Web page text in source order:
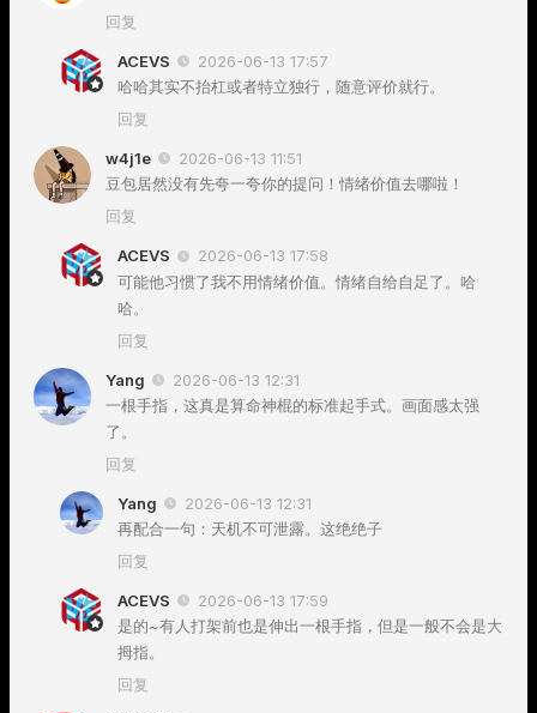
回复
ACEVS
2026-06-13 17:57
哈哈其实不抬杠或者特立独行，随意评价就行。
回复
w4j1e
2026-06-13 11:51
豆包居然没有先夸一夸你的提问！情绪价值去哪啦！
回复
ACEVS
2026-06-13 17:58
可能他习惯了我不用情绪价值。情绪自给自足了。哈
哈。
回复
Yang
2026-06-13 12:31
一根手指，这真是算命神棍的标准起手式。画面感太强
了。
回复
Yang
2026-06-13 12:31
再配合一句：天机不可泄露。这绝绝子
回复
ACEVS
2026-06-13 17:59
是的~有人打架前也是伸出一根手指，但是一般不会是大
拇指。
回复